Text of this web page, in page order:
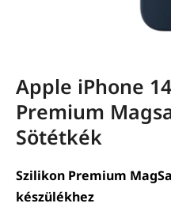
Apple iPhone
Premium
Sötétkék
Szilikon Premium
készülékhez